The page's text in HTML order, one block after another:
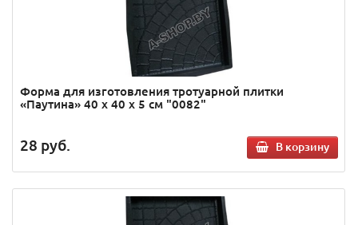
Форма для изготовления тротуарной плитки
«Паутина» 40 х 40 х 5 см "0082"
28 руб. В корзину